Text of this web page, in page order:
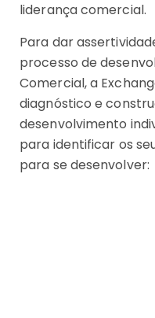
liderança comercial.
Para dar
processo de
Comercial, a
diagnóstico e
desenvolvimento
para identificar os
para se desenvolver: